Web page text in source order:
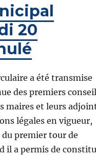
20
a été transmise
des premiers
maires et leurs
légales en vigueur,
premier tour de
il a permis de